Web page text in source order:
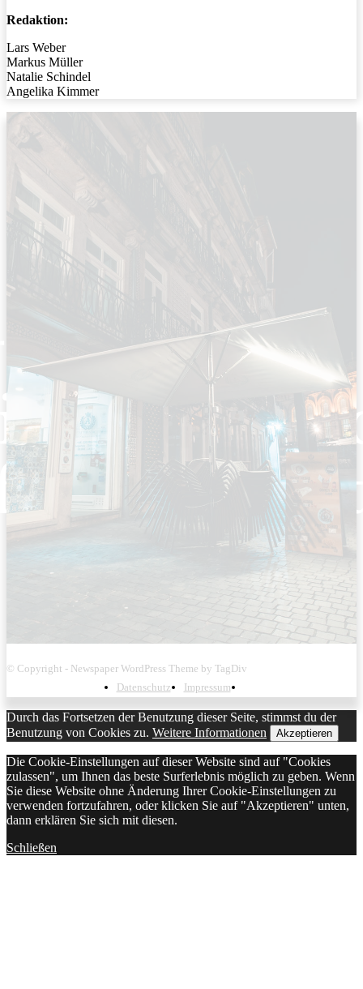
Redaktion:
Lars Weber
Markus Müller
Natalie Schindel
Angelika Kimmer
© Copyright - Newspaper WordPress Theme by TagDiv
Datenschutz
Impressum
Durch das Fortsetzen der Benutzung dieser Seite, stimmst du der
Benutzung von Cookies zu. Weitere Informationen Akzeptieren
Die Cookie-Einstellungen auf dieser Website sind auf "Cookies
zulassen", um Ihnen das beste Surferlebnis möglich zu geben. Wenn
Sie diese Website ohne Änderung Ihrer Cookie-Einstellungen zu
verwenden fortzufahren, oder klicken Sie auf "Akzeptieren" unten,
dann erklären Sie sich mit diesen.
Schließen